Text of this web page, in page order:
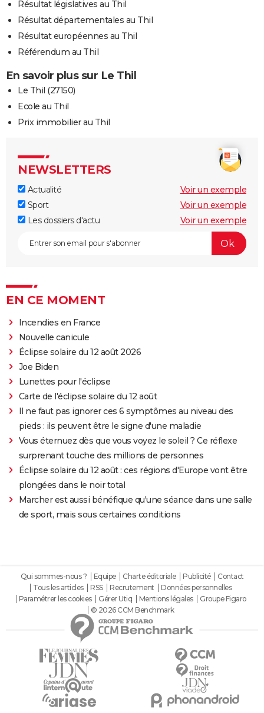
Résultat législatives au Thil
Résultat départementales au Thil
Résultat européennes au Thil
Référendum au Thil
En savoir plus sur Le Thil
Le Thil (27150)
Ecole au Thil
Prix immobilier au Thil
NEWSLETTERS
Actualité
Voir un exemple
Sport
Voir un exemple
Les dossiers d'actu
Voir un exemple
EN CE MOMENT
Incendies en France
Nouvelle canicule
Éclipse solaire du 12 août 2026
Joe Biden
Lunettes pour l'éclipse
Carte de l'éclipse solaire du 12 août
Il ne faut pas ignorer ces 6 symptômes au niveau des
pieds : ils peuvent être le signe d'une maladie
Vous éternuez dès que vous voyez le soleil ? Ce réflexe
surprenant touche des millions de personnes
Éclipse solaire du 12 août : ces régions d'Europe vont être
plongées dans le noir total
Marcher est aussi bénéfique qu'une séance dans une salle
de sport, mais sous certaines conditions
Qui sommes-nous ? Equipe Charte éditoriale Publicité
Contact
Tous les articles
RSS Recrutement
Données personnelles
Paramétrer les cookies
Gérer Utiq Mentions légales
Groupe Figaro
© 2026 CCM Benchmark